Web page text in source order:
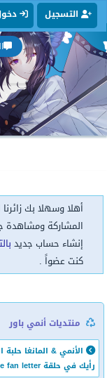
التسجيل
أهلا وسهلا بك
المشاركة ومشاهدة
إنشاء حساب جديد
كنت عضواً .
منتديات أنمي باور
الأنمي & المانغا حلبة
رأيك في حلقة One piece fan letter